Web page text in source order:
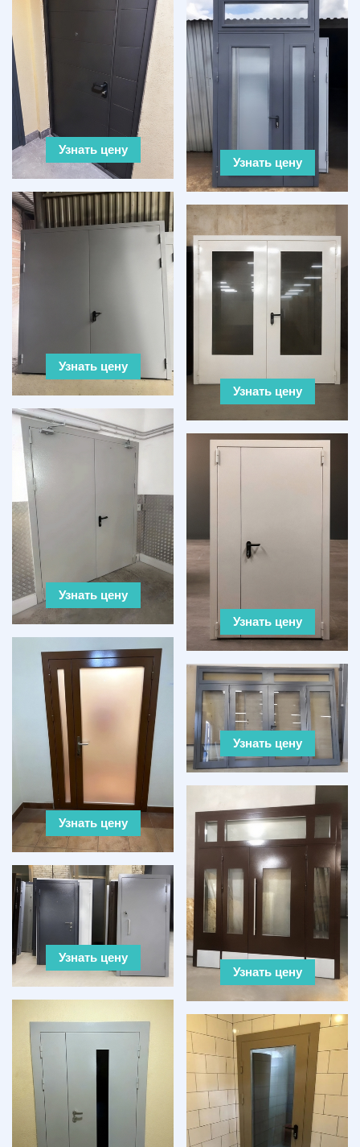
Узнать цену
Узнать цену
Узнать цену
Узнать цену
Узнать цену
Узнать цену
Узнать цену
Узнать цену
Узнать цену
Узнать цену